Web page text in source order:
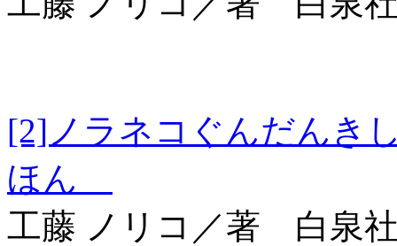
[2]ノラネコぐんだん
ほん
工藤 ノリコ／著 白泉